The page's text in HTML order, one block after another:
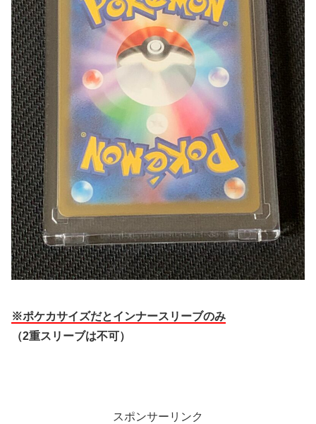
※ポケカサイズだとインナースリーブのみ
（2重スリーブは不可）
スポンサーリンク